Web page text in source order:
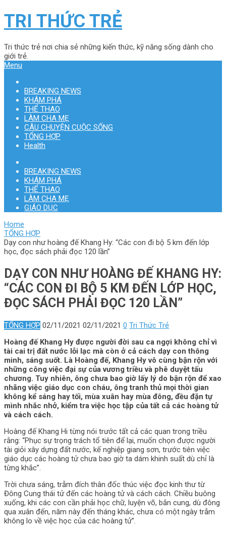
TRI THỨC TRẺ
Tri thức trẻ nơi chia sẻ những kiến thức, kỹ năng sống dành cho
giới trẻ.
Menu
BREAKING NEWS
KHÁM PHÁ
THỂ THAO
LÀM CHA MẸ
CÂU CHUYỆN CUỘC SỐNG
TỔNG HỢP
Health
BREAKING NEWS
KHÁM PHÁ
THỂ THAO
LÀM CHA MẸ
GIÁO DỤC
Home
TỔNG HỢP
Dạy con như hoàng đế Khang Hy: “Các con đi bộ 5 km đến lớp
học, đọc sách phải đọc 120 lần”
DẠY CON NHƯ HOÀNG ĐẾ KHANG HY:
“CÁC CON ĐI BỘ 5 KM ĐẾN LỚP HỌC,
ĐỌC SÁCH PHẢI ĐỌC 120 LẦN”
TỔNG HỢP 02/11/2021 02/11/2021 0 Tri Thức Trẻ
Hoàng đế Khang Hy được người đời sau ca ngợi không chỉ vì
tài cai trị đất nước lỗi lạc mà còn ở cả cách dạy con thông
minh, sáng suốt. Là Hoàng đế, Khang Hy vô cùng bận rộn với
những công việc đại sự của vương triều và phê duyệt tấu
chương. Tuy nhiên, ông chưa bao giờ lấy lý do bận rộn để xao
nhãng việc giáo dục con cháu, ông tranh thủ mọi thời gian
không kể sáng hay tối, mùa xuân hay mùa đông, đều đặn tự
mình nhắc nhở, kiểm tra việc học tập của tất cả các hoàng tử
và cách cách.
Hoàng đế Khang Hi từng nói trước tất cả các quan trong triều
rằng: “Phục sự trọng trách tổ tiên để lại, muốn chọn được người
tài giỏi xây dựng đất nước, kế nghiệp giang sơn, trước tiên việc
giáo dục các hoàng tử chưa bao giờ ta dám khinh suất dù chỉ là
từng khắc”.
Trời chưa sáng, trẫm đích thân đốc thúc việc đọc kinh thư từ
Đông Cung thái tử đến các hoàng tử và cách cách. Chiều buông
xuống, khi các con cần phải học chữ, luyện võ, bắn cung, dù đông
qua xuân đến, năm này đến tháng khác, chưa có một ngày trẫm
không lo về việc học của các hoàng tử”.